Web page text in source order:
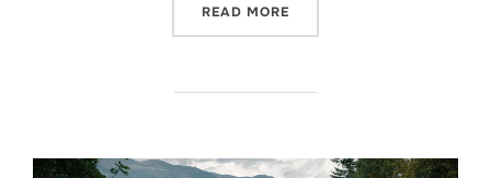
READ MORE